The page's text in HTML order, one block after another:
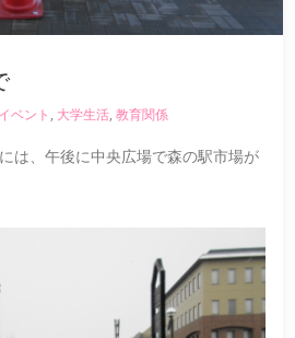
イベント , 大学生活,教育関係
は、午後に中央広場で森の駅市場が